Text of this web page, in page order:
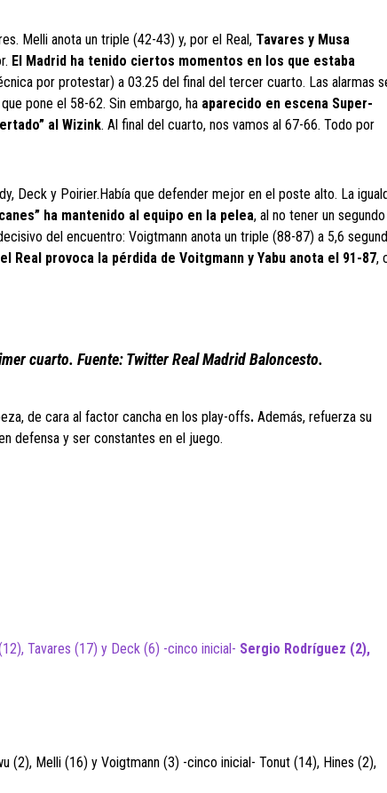
Melli anota un triple (42-43) y, por el Real, Tavares y Musa
El Madrid ha tenido ciertos momentos en los que estaba
por protestar) a 03.25 del final del tercer cuarto. Las alarmas
pone el 58-62. Sin embargo, ha aparecido en escena Super-
al Wizink. Al final del cuarto, nos vamos al 67-66. Todo por
Deck y Poirier.Había que defender mejor en el poste alto. La
ha mantenido al equipo en la pelea, al no tener un segundo
del encuentro: Voigtmann anota un triple (88-87) a 5,6
Real provoca la pérdida de Voitgmann y Yabu anota el 91-87,
cuarto. Fuente: Twitter Real Madrid Baloncesto.
de cara al factor cancha en los play-offs. Además, refuerza su
defensa y ser constantes en el juego.
Tavares (17) y Deck (6) -cinco inicial- Sergio Rodríguez (2),
(2), Melli (16) y Voigtmann (3) -cinco inicial- Tonut (14), Hines (2),